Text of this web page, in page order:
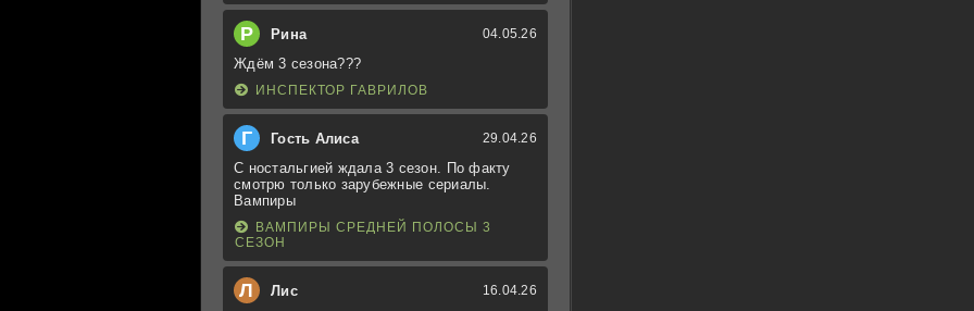
Р Рина 04.05.26
Ждём 3 сезона???
ИНСПЕКТОР ГАВРИЛОВ
Г Гость Алиса 29.04.26
С ностальгией ждала 3 сезон. По факту
смотрю только зарубежные сериалы.
Вампиры
ВАМПИРЫ СРЕДНЕЙ ПОЛОСЫ 3
СЕЗОН
Л Лис 16.04.26